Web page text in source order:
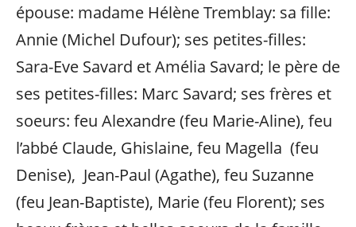
épouse: madame Hélène Tremblay: sa fille:
Annie (Michel Dufour); ses petites-filles:
Sara-Eve Savard et Amélia Savard; le père de
ses petites-filles: Marc Savard; ses frères et
soeurs: feu Alexandre (feu Marie-Aline), feu
l’abbé Claude, Ghislaine, feu Magella (feu
Denise), Jean-Paul (Agathe), feu Suzanne
(feu Jean-Baptiste), Marie (feu Florent); ses